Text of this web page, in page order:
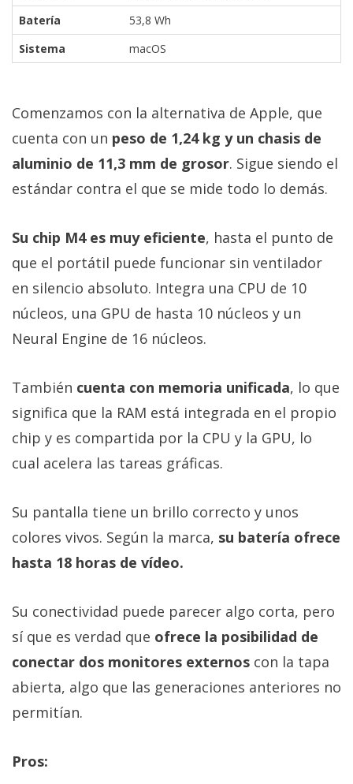
Batería
53,8 Wh
Sistema
macOS
Comenzamos con la alternativa de Apple, que
cuenta con un peso de 1,24 kg y un chasis de
aluminio de 11,3 mm de grosor. Sigue siendo el
estándar contra el que se mide todo lo demás.
Su chip M4 es muy eficiente, hasta el punto de
que el portátil puede funcionar sin ventilador
en silencio absoluto. Integra una CPU de 10
núcleos, una GPU de hasta 10 núcleos y un
Neural Engine de 16 núcleos.
También cuenta con memoria unificada, lo que
significa que la RAM está integrada en el propio
chip y es compartida por la CPU y la GPU, lo
cual acelera las tareas gráficas.
Su pantalla tiene un brillo correcto y unos
colores vivos. Según la marca, su batería ofrece
hasta 18 horas de vídeo.
Su conectividad puede parecer algo corta, pero
sí que es verdad que ofrece la posibilidad de
conectar dos monitores externos con la tapa
abierta, algo que las generaciones anteriores no
permitían.
Pros: